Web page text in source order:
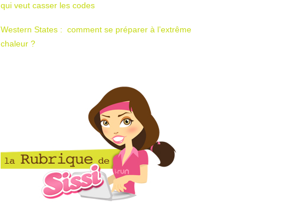
qui veut casser les codes
Western States : comment se préparer à l’extrême
chaleur ?